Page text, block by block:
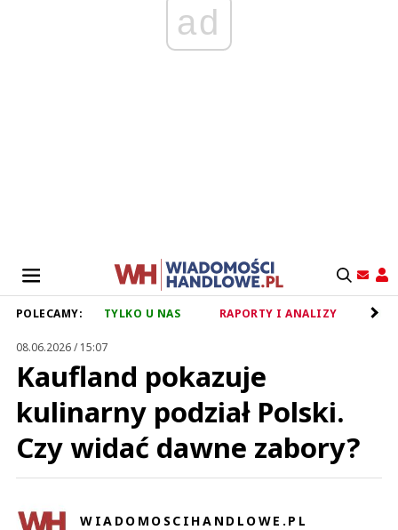
ad
POLECAMY: TYLKO U NAS RAPORTY I ANALIZY
08.06.2026 / 15:07
Kaufland pokazuje
kulinarny podział Polski.
Czy widać dawne zabory?
WIADOMOSCIHANDLOWE.PL